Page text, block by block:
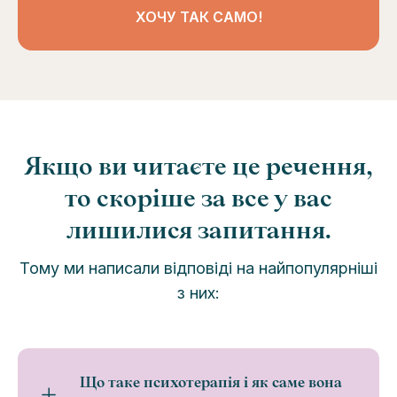
ХОЧУ ТАК САМО!
Якщо ви читаєте це речення,
то скоріше за все у вас
лишилися запитання.
Тому ми написали відповіді на найпопулярніші
з них:
Що таке психотерапія і як саме вона